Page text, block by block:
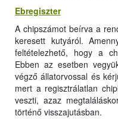
Ebregiszter
A chipszámot beírva a
keresett kutyáról.
feltételezhető, hogy a
Ebben az esetben
végző állatorvossal és
mert a regisztrálatlan
veszti, azaz
történő visszajutásban.